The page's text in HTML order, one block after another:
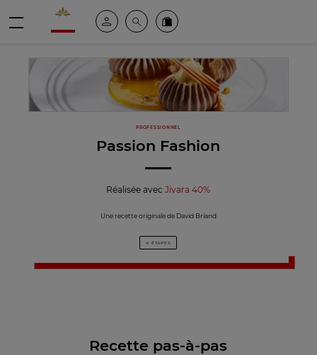
Valrhona - Imaginons le meilleur du chocolat
Espace clientRechercheCommandez en ligne
PROFESSIONNEL
Passion Fashion
Réalisée avecJivara 40%
Une recette originale de David Briand
4 ÉTAPES
Recette pas-à-pas